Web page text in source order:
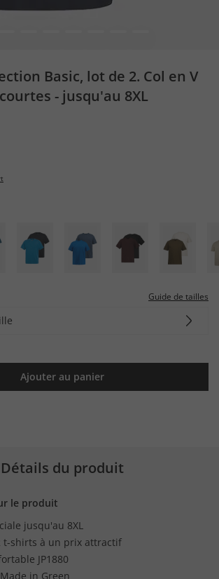
Basic, lot de 2. Col en V
- jusqu'au 8XL
Guide de tailles
Ajouter au panier
Détails du produit
le produit
jusqu'au 8XL
t-shirts à un prix attractif
JP1880
Made in Green